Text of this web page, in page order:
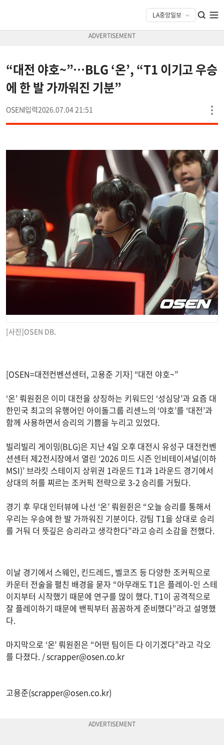
“대전 야호~”…BLG ‘온’, “T1 이기고 우승
에 한 발 가까워진 기분”
OSEN 2026.07.04 21:51
[사진]OSEN DB.
[OSEN=대전컨벤션센터, 고용준 기자] “대전 야호~”
‘온’ 뤄원쥔은 이미 대전을 상징하는 키워드인 ‘성심당’과 요즘 대
한민국 최고의 유행어인 아이돌그룹 리센느의 ‘야호’를 ‘대전’과
함께 사용하면서 승리의 기쁨을 누리고 있었다.
빌리빌리 게이밍(BLG)은 지난 4일 오후 대전시 유성구 대전컨벤
션센터 제2전시장에서 열린 ‘2026 미드 시즌 인비테이셔널(이하
MSI)’ 브라킷 스테이지 상위권 1라운드 T1과 1라운드 경기에서
상대의 허를 찌르는 조커픽 전략으로 3-2 승리를 거뒀다.
경기 후 무대 인터뷰에 나선 ‘온’ 뤄원쥔은 “오늘 승리를 통해서
우리는 우승에 한 발 가까워진 기분이다. 강팀 T1을 상대로 승리
를 거둬 더 뜻깊은 승리라고 생각한다”라고 승리 소감을 전했다.
이날 경기에서 스웨인, 킨드레드, 벨코즈 등 다양한 조커픽으로
카운터 전술을 펼친 배경을 묻자 “아무래도 T1은 플레이-인 스테
이지부터 시작했기 때문에 연구를 많이 했다. T1이 공격적으로
잘 플레이하기 때문에 밴픽부터 꼼꼼하게 준비했다”라고 설명했
다.
마지막으로 ‘온’ 뤄원쥔은 “어떤 팀이든 다 이기겠다”라고 각오
를 다졌다. /scrapper@osen.co.kr
고용준(scrapper@osen.co.kr)